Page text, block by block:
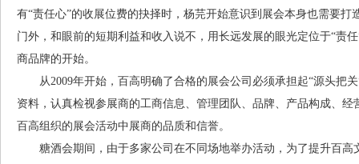
有“责任心”的收展位费的抉择时，杨芫开始意识到展会本身也需要
门外，和眼前的短期利益和收入说不，用长远发展的眼光定位于“责
商品牌的开始。
从2009年开始，百高明确了合格的展会公司必须承担起“源头把
资料，认真检视参展商的工商信息、管理团队、品牌、产品构成、
百高组织的展会活动中展商的品质和信誉。
糖酒会期间，由于多家公司在不同场地举办活动，为了提升百高